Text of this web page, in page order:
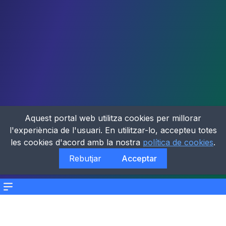
Menu
Aquest portal web utilitza cookies per millorar
l'experiència de l'usuari. En utilitzar-lo, accepteu totes
les cookies d'acord amb la nostra política de cookies.
Rebutjar
Acceptar